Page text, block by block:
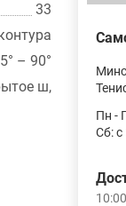
33
– 90°
ш,
Пн -
Сб: с